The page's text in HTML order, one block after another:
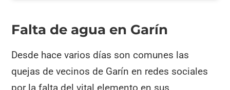
Falta de agua en Garín
Desde hace varios días son comunes las
quejas de vecinos de Garín en redes sociales
por la falta del vital elemento en sus